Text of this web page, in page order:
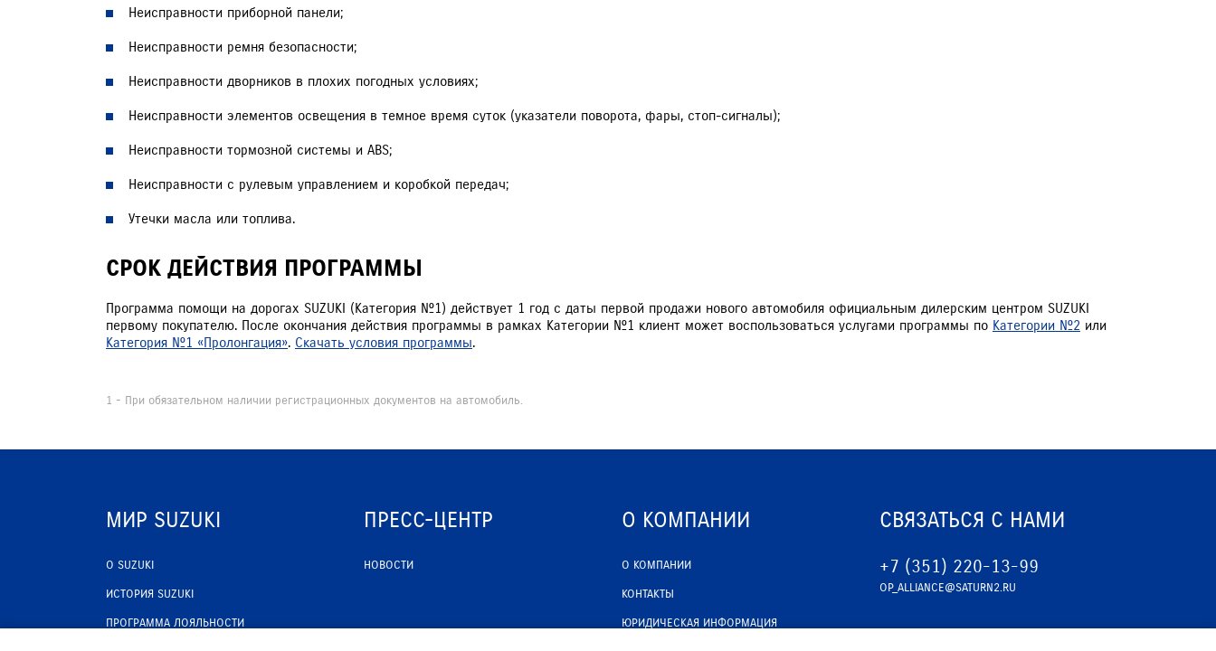
Неисправности приборной панели;
Неисправности ремня безопасности;
Неисправности дворников в плохих погодных условиях;
Неисправности элементов освещения в темное время суток (указатели поворота, фары, стоп-сигналы);
Неисправности тормозной системы и ABS;
Неисправности с рулевым управлением и коробкой передач;
Утечки масла или топлива.
СРОК ДЕЙСТВИЯ ПРОГРАММЫ
Программа помощи на дорогах SUZUKI (Категория №1) действует 1 год с даты первой продажи нового автомобиля официальным дилерским центром SUZUKI
первому покупателю. После окончания действия программы в рамках Категории №1 клиент может воспользоваться услугами программы по Категории №2 или
Категория №1 «Пролонгация». Скачать условия программы.
1 - При обязательном наличии регистрационных документов на автомобиль.
МИР SUZUKI
О SUZUKI
ИСТОРИЯ SUZUKI
ПРОГРАММА ЛОЯЛЬНОСТИ
ПРЕСС-ЦЕНТР
НОВОСТИ
О КОМПАНИИ
О КОМПАНИИ
КОНТАКТЫ
ЮРИДИЧЕСКАЯ ИНФОРМАЦИЯ
СВЯЗАТЬСЯ С НАМИ
+7 (351) 220-13-99
OP_ALLIANCE@SATURN2.RU